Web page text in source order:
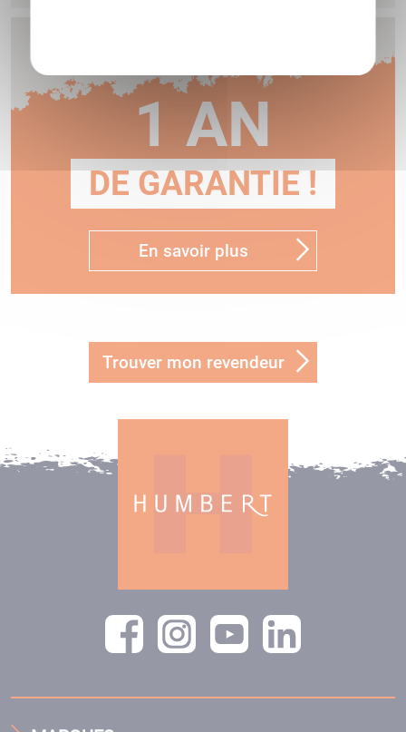
1 AN
DE GARANTIE !
En savoir plus
Trouver mon revendeur